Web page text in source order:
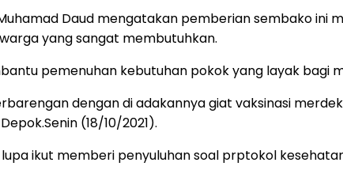
Daud mengatakan pemberian sembako ini
yang sangat membutuhkan.
pemenuhan kebutuhan pokok yang layak bagi
dengan di adakannya giat vaksinasi
(18/10/2021).
ikut memberi penyuluhan soal prptokol